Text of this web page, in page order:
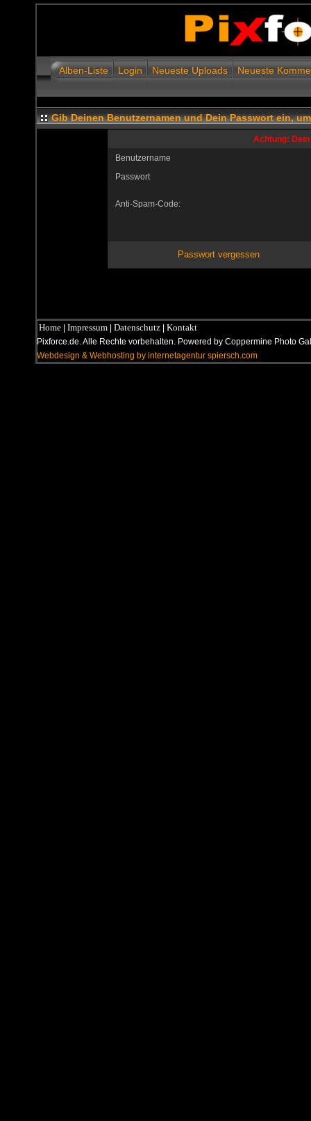
Alben-Liste Login Neueste Uploads Neueste
Gib Deinen Benutzernamen und Dein Passwort ein,
Achtung:
Benutzername
Passwort
Anti-Spam-Code:
Passwort vergessen
Home | Impressum | Datenschutz | Kontakt
Pixforce.de. Alle Rechte vorbehalten. Powered by Coppermine Photo
Webdesign & Webhosting by internetagentur spiersch.com